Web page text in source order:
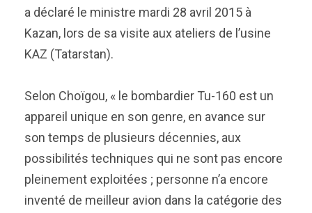
a déclaré le ministre mardi 28 avril 2015 à
Kazan, lors de sa visite aux ateliers de l’usine
KAZ (Tatarstan).
Selon Choïgou, « le bombardier Tu-160 est un
appareil unique en son genre, en avance sur
son temps de plusieurs décennies, aux
possibilités techniques qui ne sont pas encore
pleinement exploitées ; personne n’a encore
inventé de meilleur avion dans la catégorie des